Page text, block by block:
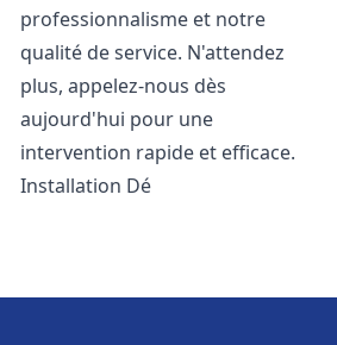
professionnalisme et notre
qualité de service. N'attendez
plus, appelez-nous dès
aujourd'hui pour une
intervention rapide et efficace.
Installation Dé